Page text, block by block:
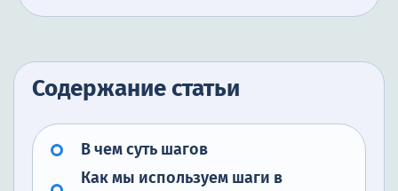
Содержание статьи
В чем суть шагов
Как мы используем шаги в